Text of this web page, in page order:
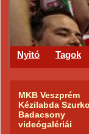
Nyitó Tagok
MKB Veszprém
Kézilabda
Badacsony
videógalériái